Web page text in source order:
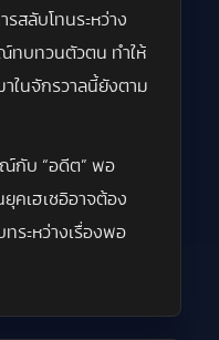
สลับโทนระหว่าง
ทบทวนตัวตน ทำให้
าในจักรวาลนี้ยังตาม
ณ์กับ “อดีต” พอ
คเฮเซอิอาจต้อง
ระหว่างเรื่องพอ